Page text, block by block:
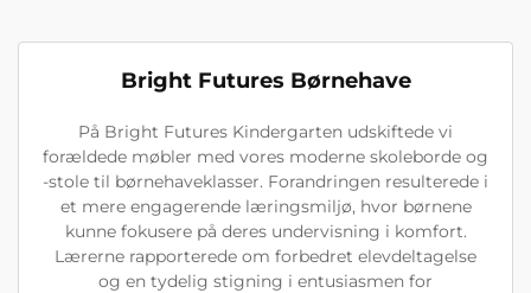
Bright Futures Børnehave
På Bright Futures Kindergarten udskiftede vi
forældede møbler med vores moderne skoleborde og
-stole til børnehaveklasser. Forandringen resulterede i
et mere engagerende læringsmiljø, hvor børnene
kunne fokusere på deres undervisning i komfort.
Lærerne rapporterede om forbedret elevdeltagelse
og en tydelig stigning i entusiasmen for